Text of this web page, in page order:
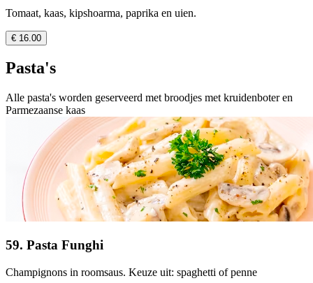
Tomaat, kaas, kipshoarma, paprika en uien.
€ 16.00
Pasta's
Alle pasta's worden geserveerd met broodjes met kruidenboter en
Parmezaanse kaas
59. Pasta Funghi
Champignons in roomsaus. Keuze uit: spaghetti of penne